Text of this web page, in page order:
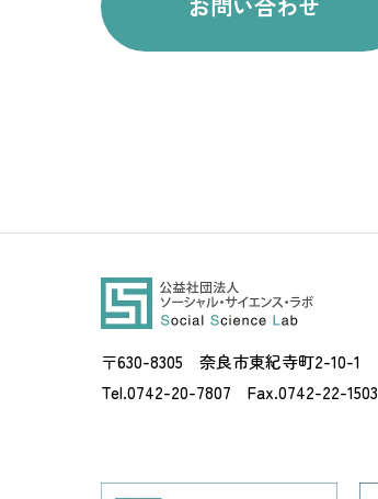
〒630-8305 奈良市東紀寺町2-10-1
Tel.0742-20-7807 Fax.0742-22-1503